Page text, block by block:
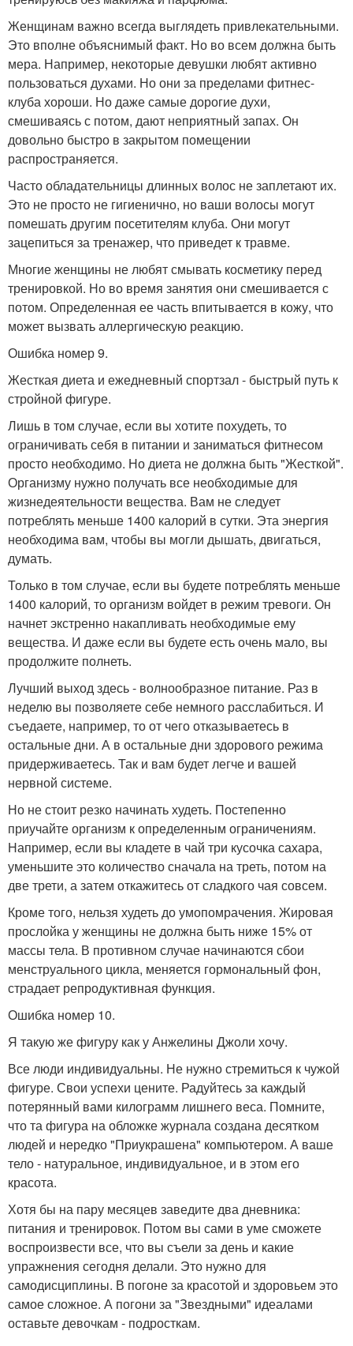
Женщинам важно всегда выглядеть привлекательными.
Это вполне объяснимый факт. Но во всем должна быть
мера. Например, некоторые девушки любят активно
пользоваться духами. Но они за пределами фитнес-
клуба хороши. Но даже самые дорогие духи,
смешиваясь с потом, дают неприятный запах. Он
довольно быстро в закрытом помещении
распространяется.
Часто обладательницы длинных волос не заплетают их.
Это не просто не гигиенично, но ваши волосы могут
помешать другим посетителям клуба. Они могут
зацепиться за тренажер, что приведет к травме.
Многие женщины не любят смывать косметику перед
тренировкой. Но во время занятия они смешивается с
потом. Определенная ее часть впитывается в кожу, что
может вызвать аллергическую реакцию.
Ошибка номер 9.
Жесткая диета и ежедневный спортзал - быстрый путь к
стройной фигуре.
Лишь в том случае, если вы хотите похудеть, то
ограничивать себя в питании и заниматься фитнесом
просто необходимо. Но диета не должна быть "Жесткой".
Организму нужно получать все необходимые для
жизнедеятельности вещества. Вам не следует
потреблять меньше 1400 калорий в сутки. Эта энергия
необходима вам, чтобы вы могли дышать, двигаться,
думать.
Только в том случае, если вы будете потреблять меньше
1400 калорий, то организм войдет в режим тревоги. Он
начнет экстренно накапливать необходимые ему
вещества. И даже если вы будете есть очень мало, вы
продолжите полнеть.
Лучший выход здесь - волнообразное питание. Раз в
неделю вы позволяете себе немного расслабиться. И
съедаете, например, то от чего отказываетесь в
остальные дни. А в остальные дни здорового режима
придерживаетесь. Так и вам будет легче и вашей
нервной системе.
Но не стоит резко начинать худеть. Постепенно
приучайте организм к определенным ограничениям.
Например, если вы кладете в чай три кусочка сахара,
уменьшите это количество сначала на треть, потом на
две трети, а затем откажитесь от сладкого чая совсем.
Кроме того, нельзя худеть до умопомрачения. Жировая
прослойка у женщины не должна быть ниже 15% от
массы тела. В противном случае начинаются сбои
менструального цикла, меняется гормональный фон,
страдает репродуктивная функция.
Ошибка номер 10.
Я такую же фигуру как у Анжелины Джоли хочу.
Все люди индивидуальны. Не нужно стремиться к чужой
фигуре. Свои успехи цените. Радуйтесь за каждый
потерянный вами килограмм лишнего веса. Помните,
что та фигура на обложке журнала создана десятком
людей и нередко "Приукрашена" компьютером. А ваше
тело - натуральное, индивидуальное, и в этом его
красота.
Хотя бы на пару месяцев заведите два дневника:
питания и тренировок. Потом вы сами в уме сможете
воспроизвести все, что вы съели за день и какие
упражнения сегодня делали. Это нужно для
самодисциплины. В погоне за красотой и здоровьем это
самое сложное. А погони за "Звездными" идеалами
оставьте девочкам - подросткам.